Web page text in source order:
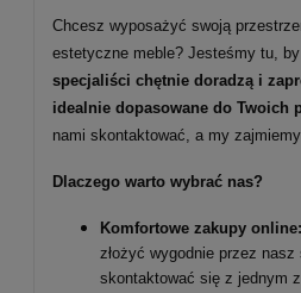
Chcesz wyposażyć swoją
estetyczne meble? Jesteśmy tu,
specjaliści chętnie doradzą i
idealnie dopasowane do Twoich
nami skontaktować, a my
Dlaczego warto wybrać nas?
Komfortowe zakupy online:
złożyć wygodnie przez
skontaktować się z jednym